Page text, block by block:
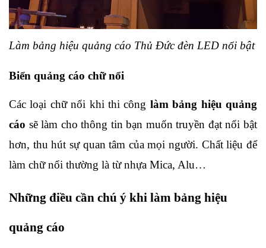
Làm bảng hiệu quảng cáo Thủ Đức đèn LED nổi bật
Biển quảng cáo chữ nổi
Các loại chữ nổi khi thi công làm bảng hiệu quảng
cáo sẽ làm cho thông tin bạn muốn truyền đạt nổi bật
hơn, thu hút sự quan tâm của mọi người. Chất liệu để
làm chữ nổi thường là từ nhựa Mica, Alu…
Những điều cần chú ý khi làm bảng hiệu
quảng cáo